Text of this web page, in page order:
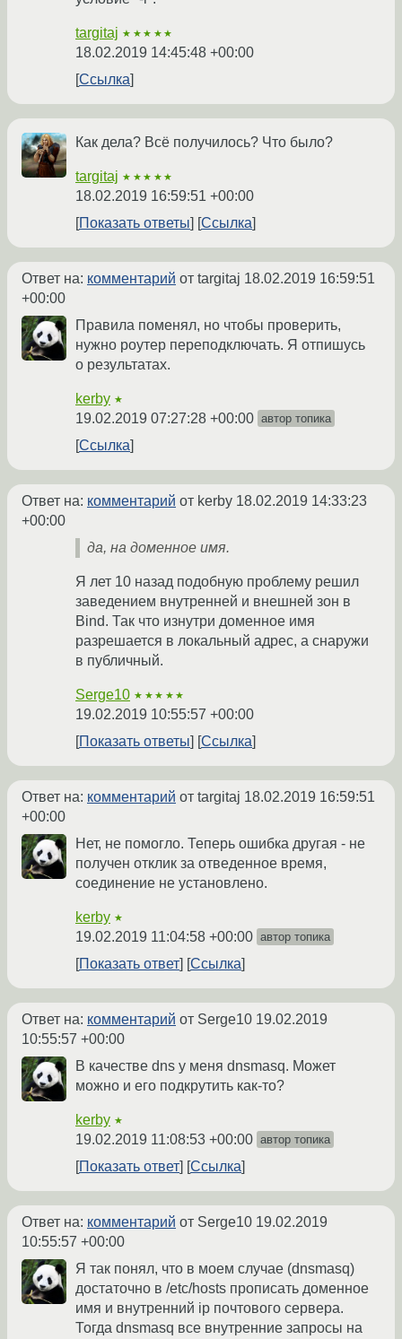
targitaj ★★★★★
18.02.2019 14:45:48 +00:00
Ссылка
Как дела? Всё получилось? Что было?
targitaj ★★★★★
18.02.2019 16:59:51 +00:00
Показать ответы
Ссылка
Ответ на: комментарий от targitaj 18.02.2019 16:59:51
+00:00
Правила поменял, но чтобы проверить,
нужно роутер переподключать. Я отпишусь
о результатах.
kerby ★
19.02.2019 07:27:28 +00:00 автор топика
Ссылка
Ответ на: комментарий от kerby 18.02.2019 14:33:23
+00:00
да, на доменное имя.
Я лет 10 назад подобную проблему решил
заведением внутренней и внешней зон в
Bind. Так что изнутри доменное имя
разрешается в локальный адрес, а снаружи
в публичный.
Serge10 ★★★★★
19.02.2019 10:55:57 +00:00
Показать ответы
Ссылка
Ответ на: комментарий от targitaj 18.02.2019 16:59:51
+00:00
Нет, не помогло. Теперь ошибка другая - не
получен отклик за отведенное время,
соединение не установлено.
kerby ★
19.02.2019 11:04:58 +00:00 автор топика
Показать ответ Ссылка
Ответ на: комментарий от Serge10 19.02.2019
10:55:57 +00:00
В качестве dns у меня dnsmasq. Может
можно и его подкрутить как-то?
kerby ★
19.02.2019 11:08:53 +00:00 автор топика
Показать ответ Ссылка
Ответ на: комментарий от Serge10 19.02.2019
10:55:57 +00:00
Я так понял, что в моем случае (dnsmasq)
достаточно в /etc/hosts прописать доменное
имя и внутренний ip почтового сервера.
Тогда dnsmasq все внутренние запросы на